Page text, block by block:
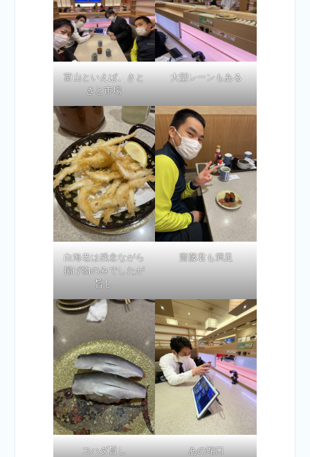
富山といえば、きと
きと市場
大型レーンもある
白海老は残念ながら
揚げ物のみでしたが
旨し
齋藤君も満足
コハダ旨し あの蛇口